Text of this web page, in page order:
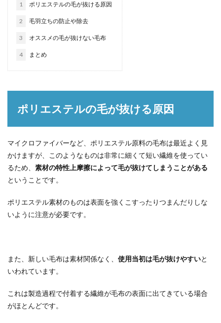
1 ポリエステルの毛が抜ける原因
2 毛羽立ちの防止や除去
3 オススメの毛が抜けない毛布
4 まとめ
ポリエステルの毛が抜ける原因
マイクロファイバーなど、ポリエステル原料の毛布は最近よく見
かけますが、このようなものは非常に細くて短い繊維を使ってい
るため、 素材の特性上摩擦によって毛が抜けてしまうことがある
ということです。
ポリエステル素材のものは表面を強くこすったりつまんだりしな
いように注意が必要です。
また、新しい毛布は素材関係なく、 使用当初は毛が抜けやすいと
いわれています。
これは製造過程で付着する繊維が毛布の表面に出てきている場合
がほとんどです。